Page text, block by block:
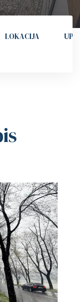
LOKACIJA UPIT